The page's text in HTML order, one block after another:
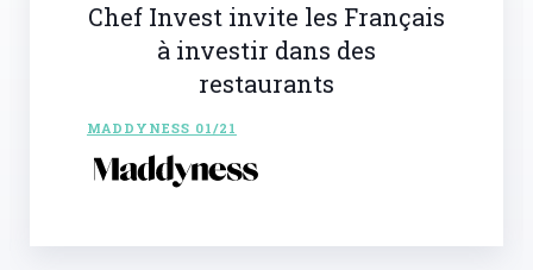
Chef Invest invite les Français
à investir dans des
restaurants
MADDYNESS 01/21